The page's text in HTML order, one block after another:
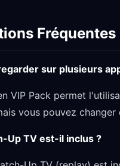
Fréquentes
sur plusieurs
VIP Pack permet
vous pouvez
Up TV est-il inclus ?